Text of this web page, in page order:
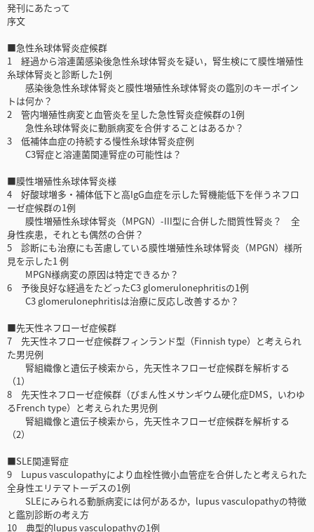
発刊にあたって
序文
■急性糸球体腎炎症候群
1 経過から溶連菌感染後急性糸球体腎炎を疑い，腎生検にて膜性増殖性
糸球体腎炎と診断した1例
感染後急性糸球体腎炎と膜性増殖性糸球体腎炎の鑑別のキーポイン
トは何か？
2 管内増殖性病変と血管炎を呈した急性腎炎症候群の1例
急性糸球体腎炎に動脈病変を合併することはあるか？
3 低補体血症の持続する慢性糸球体腎炎症例
C3腎症と溶連菌関連腎症の可能性は？
■膜性増殖性糸球体腎炎様
4 好酸球増多・補体低下と高IgG血症を示した腎機能低下を伴うネフロ
ーゼ症候群の1例
膜性増殖性糸球体腎炎（MPGN）-III型に合併した間質性腎炎？ 全
身性疾患，それとも偶然の合併？
5 診断にも治療にも苦慮している膜性増殖性糸球体腎炎（MPGN）様所
見を示した1 例
MPGN様病変の原因は特定できるか？
6 予後良好な経過をたどったC3 glomerulonephritisの1例
C3 glomerulonephritisは治療に反応し改善するか？
■先天性ネフローゼ症候群
7 先天性ネフローゼ症候群フィンランド型（Finnish type）と考えられ
た男児例
腎組織像と遺伝子検索から，先天性ネフローゼ症候群を解析する
（1）
8 先天性ネフローゼ症候群（びまん性メサンギウム硬化症DMS，いわゆ
るFrench type）と考えられた男児例
腎組織像と遺伝子検索から，先天性ネフローゼ症候群を解析する
（2）
■SLE関連腎症
9 Lupus vasculopathyにより血栓性微小血管症を合併したと考えられた
全身性エリテマトーデスの1例
SLEにみられる動脈病変には何があるか，lupus vasculopathyの特徴
と鑑別診断の考え方
10 典型的lupus vasculopathyの1例